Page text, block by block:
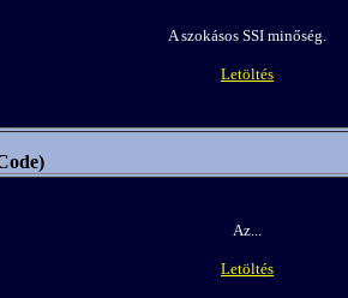
A szokásos SSI minőség.
Letöltés
Az...
Letöltés